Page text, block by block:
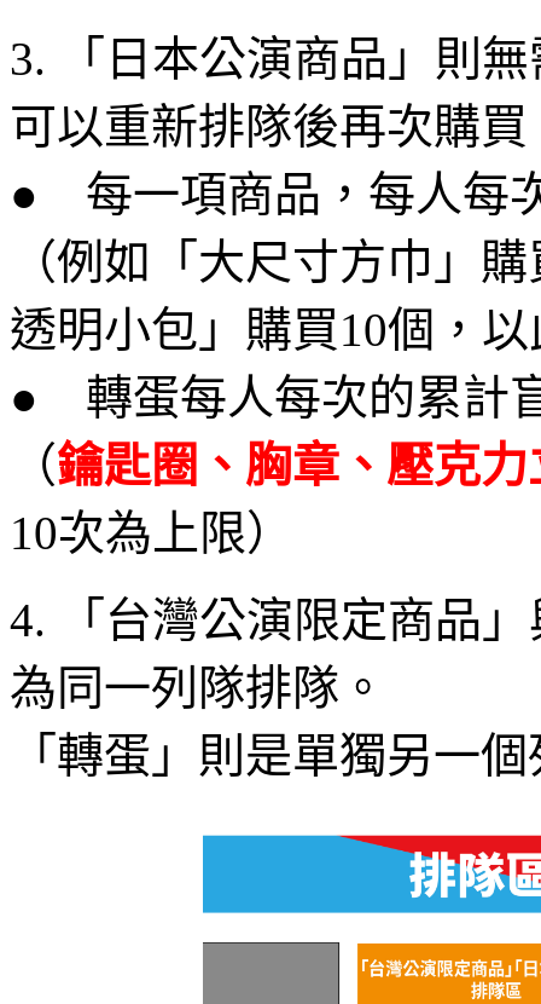
3. 「日本公演商品」則
可以重新排隊後再次購買
● 每一項商品，每人每
（例如「大尺寸方巾」
透明小包」購買10個，
● 轉蛋每人每次的累計
（鑰匙圈、胸章、壓克
10次為上限）
4. 「台灣公演限定商品
為同一列隊排隊。
「轉蛋」則是單獨另一